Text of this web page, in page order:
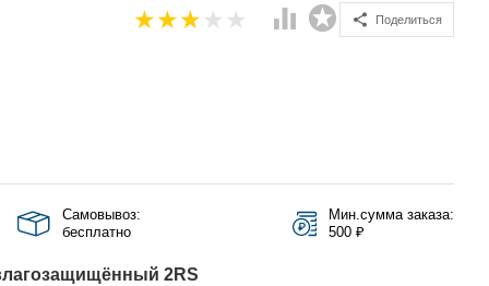
Поделиться
Самовывоз:
бесплатно
Мин.сумма заказа:
500 ₽
2RS